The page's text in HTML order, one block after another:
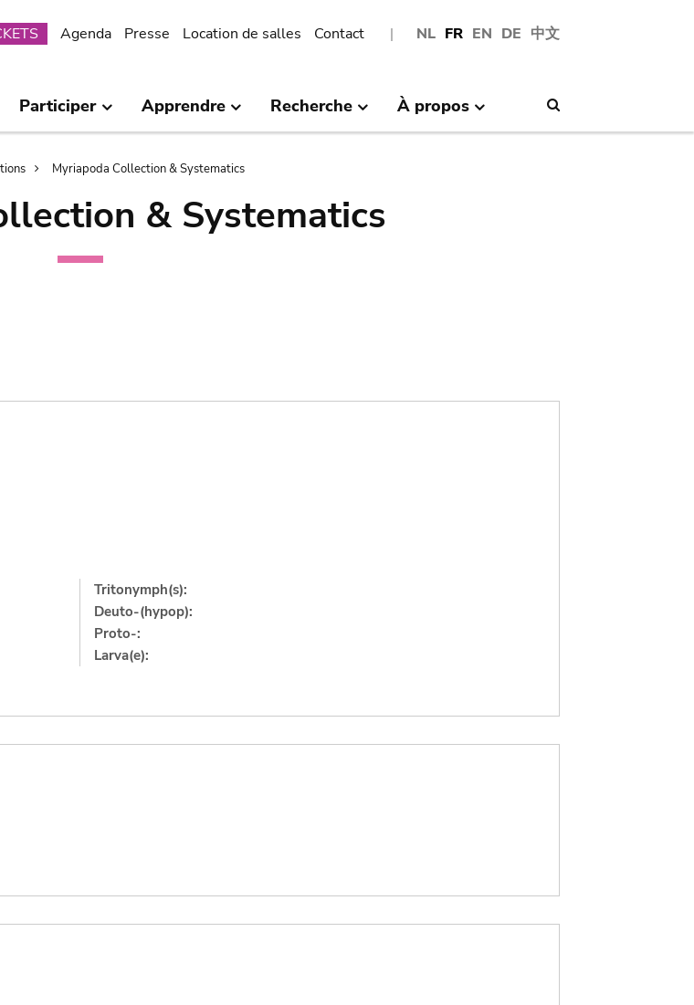
NL FR EN DE 中文
Agenda Presse Location de salles Contact
Participer Apprendre Recherche À propos
Myriapoda Collection & Systematics
& Systematics
Tritonymph(s):
Deuto-(hypop):
Proto-:
Larva(e):